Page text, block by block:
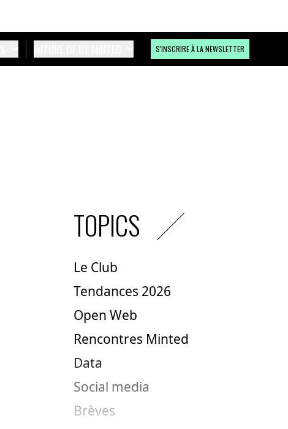
S'INSCRIRE À LA NEWSLETTER
TOPICS
Le Club
Tendances 2026
Open Web
Rencontres Minted
Data
Social media
Brèves